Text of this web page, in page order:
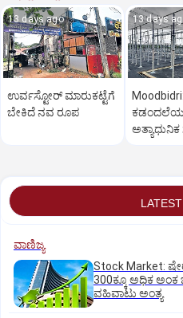
13 days ago
ಉರ್ವಸ್ಟೋರ್‌ ಮಾರುಕಟ್ಟೆಗೆ
ಬೇಕಿದೆ ನವ ರೂಪ
13 days
Moodbidri:
ವಾಣಿಜ್ಯ
Stock Market:
300ಕ್ಕೂ ಅಧಿಕ ಅಂಕ
ವಹಿವಾಟು ಅಂತ್ಯ